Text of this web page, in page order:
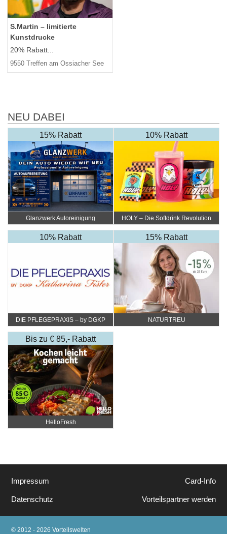
S.Martin – limitierte
Kunstdrucke
20% Rabatt...
9550 Treffen am Ossiacher See
NEU DABEI
15% Rabatt
Glanzwerk Autoreinigung
10% Rabatt
HOLY – Die Softdrink Revolution
10% Rabatt
DIE PFLEGEPRAXIS – by DGKP
15% Rabatt
NATURTREU
Bis zu € 85,- Rabatt
HelloFresh
Impressum
Datenschutz
Card-Info
Vorteilspartner werden
© 2012 - 2026 Vorteilswelten